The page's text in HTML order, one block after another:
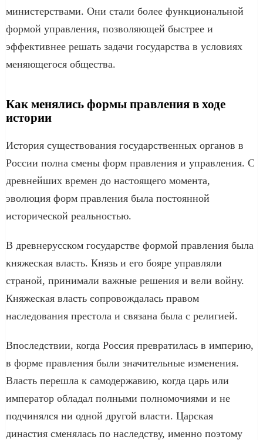
министерствами. Они стали более функциональной
формой управления, позволяющей быстрее и
эффективнее решать задачи государства в условиях
меняющегося общества.
Как менялись формы правления в ходе
истории
История существования государственных органов в
России полна смены форм правления и управления. С
древнейших времен до настоящего момента,
эволюция форм правления была постоянной
исторической реальностью.
В древнерусском государстве формой правления была
княжеская власть. Князь и его бояре управляли
страной, принимали важные решения и вели войну.
Княжеская власть сопровождалась правом
наследования престола и связана была с религией.
Впоследствии, когда Россия превратилась в империю,
в форме правления были значительные изменения.
Власть перешла к самодержавию, когда царь или
император обладал полными полномочиями и не
подчинялся ни одной другой власти. Царская
династия сменялась по наследству, именно поэтому